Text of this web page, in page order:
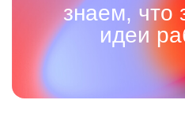
знаем, что
идеи